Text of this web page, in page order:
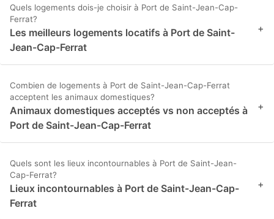
Quels logements dois-je choisir à Port de Saint-Jean-Cap-
Ferrat?
Les meilleurs logements locatifs à Port de Saint-
Jean-Cap-Ferrat
+
Combien de logements à Port de Saint-Jean-Cap-Ferrat
acceptent les animaux domestiques?
Animaux domestiques acceptés vs non acceptés à
Port de Saint-Jean-Cap-Ferrat
+
Quels sont les lieux incontournables à Port de Saint-Jean-
Cap-Ferrat?
Lieux incontournables à Port de Saint-Jean-Cap-
Ferrat
+